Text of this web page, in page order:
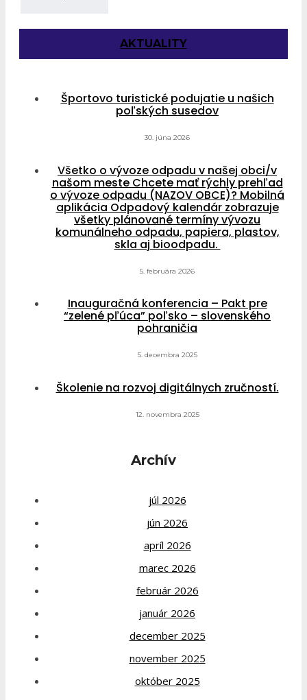
AKTUALITY
Športovo turistické podujatie u našich
poľských susedov
30. júna 2026
Všetko o vývoze odpadu v našej obci/v
našom meste Chcete mať rýchly prehľad
o vývoze odpadu (NAZOV OBCE)? Mobilná
aplikácia Odpadový kalendár zobrazuje
všetky plánované termíny vývozu
komunálneho odpadu, papiera, plastov,
skla aj bioodpadu.
5. februára 2026
Inauguračná konferencia – Pakt pre
“zelené pľúca” poľsko – slovenského
pohraničia
5. decembra 2025
Školenie na rozvoj digitálnych zručností.
12. novembra 2025
Archív
júl 2026
jún 2026
apríl 2026
marec 2026
február 2026
január 2026
december 2025
november 2025
október 2025